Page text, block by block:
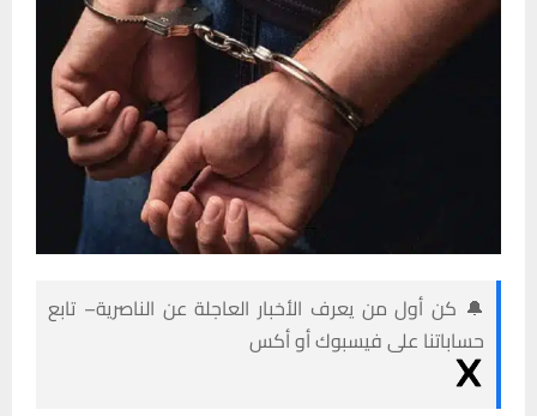
🔔 كن أول من يعرف الأخبار العاجلة عن الناصرية– تابع
حساباتنا على فيسبوك أو أكس